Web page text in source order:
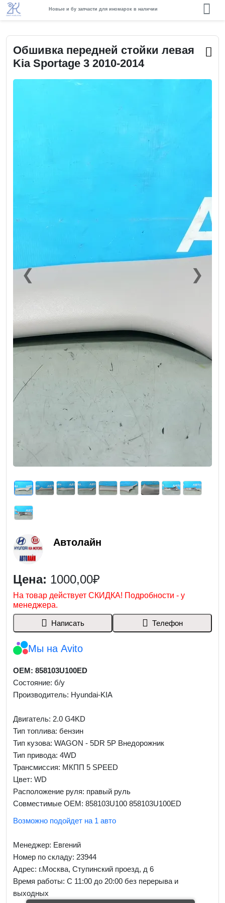
Новые и бу запчасти для иномарок в наличии
Обшивка передней стойки левая
Kia Sportage 3 2010-2014
❮Previous ❯Next
Автолайн
Цена: 1000,00₽
На товар действует СКИДКА! Подробности - у
менеджера.
Написать Телефон
Мы на Avito
OEM: 858103U100ED
Состояние: б/у
Производитель: Hyundai-KIA
Двигатель: 2.0 G4KD
Тип топлива: бензин
Тип кузова: WAGON - 5DR 5P Внедорожник
Тип привода: 4WD
Трансмиссия: МКПП 5 SPEED
Цвет: WD
Расположение руля: правый руль
Совместимые OEM: 858103U100 858103U100ED
Возможно подойдет на 1 авто
Менеджер: Евгений
Номер по складу: 23944
Адрес: г.Москва, Ступинский проезд, д 6
Время работы: С 11:00 до 20:00 без перерыва и
выходных